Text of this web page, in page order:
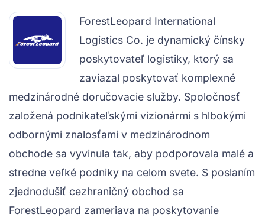
ForestLeopard International
Logistics Co. je dynamický čínsky
poskytovateľ logistiky, ktorý sa
zaviazal poskytovať komplexné
medzinárodné doručovacie služby. Spoločnosť
založená podnikateľskými vizionármi s hlbokými
odbornými znalosťami v medzinárodnom
obchode sa vyvinula tak, aby podporovala malé a
stredne veľké podniky na celom svete. S poslaním
zjednodušiť cezhraničný obchod sa
ForestLeopard zameriava na poskytovanie